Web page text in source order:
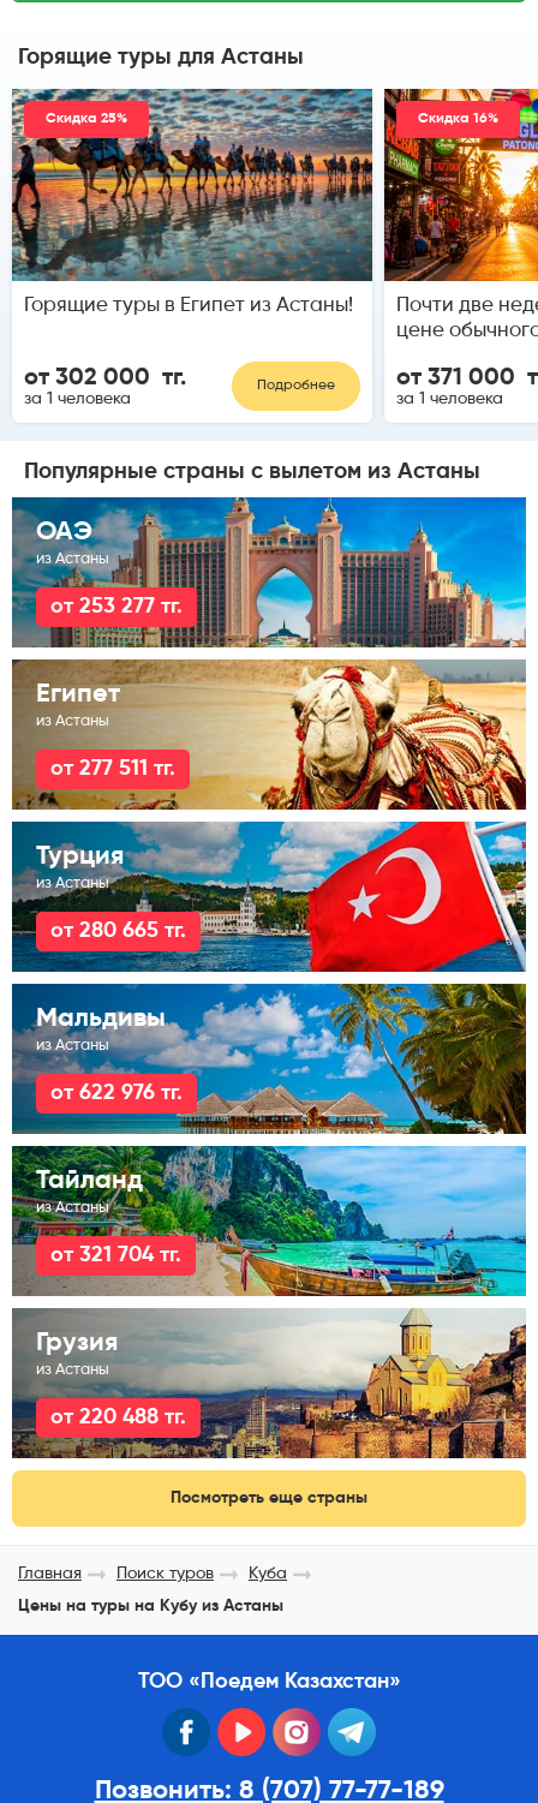
Горящие туры для Астаны
Скидка 25%
Горящие туры в Египет из Астаны!
от 302 000 тг.
за 1 человека
Подробнее
Скидка 16%
Почти две
цене
от 371 000
за 1 человека
Популярные страны с вылетом из Астаны
ОАЭ
из Астаны
от 253 277 тг.
Египет
из Астаны
от 277 511 тг.
Турция
из Астаны
от 280 665 тг.
Мальдивы
из Астаны
от 622 976 тг.
Тайланд
из Астаны
от 321 704 тг.
Грузия
из Астаны
от 220 488 тг.
Посмотреть еще страны
Главная Поиск туров
Куба
Цены на туры на Кубу из Астаны
ТОО «Поедем Казахстан»
facebook youtube instagram
Позвонить: 8 (707) 77-77-189